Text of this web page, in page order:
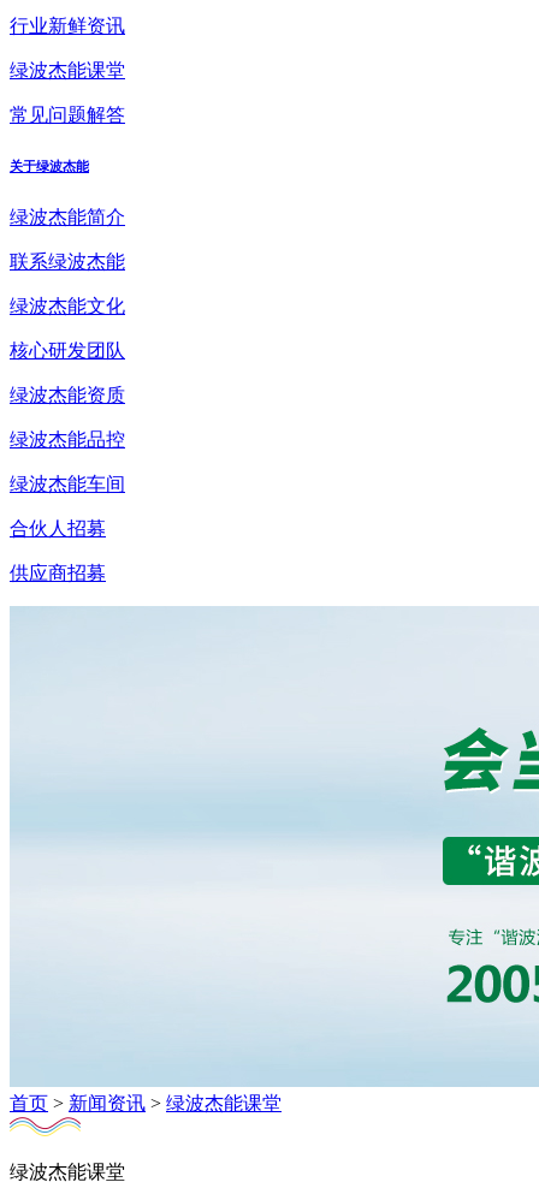
行业新鲜资讯
绿波杰能课堂
常见问题解答
关于绿波杰能
绿波杰能简介
联系绿波杰能
绿波杰能文化
核心研发团队
绿波杰能资质
绿波杰能品控
绿波杰能车间
合伙人招募
供应商招募
首页 > 新闻资讯 > 绿波杰能课堂
绿波杰能课堂